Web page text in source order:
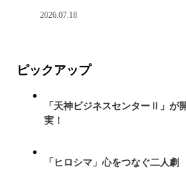
2026.07.18
ピックアップ
「天神ビジネスセンターⅡ」
実！
「ヒロシマ」心をつなぐ二人